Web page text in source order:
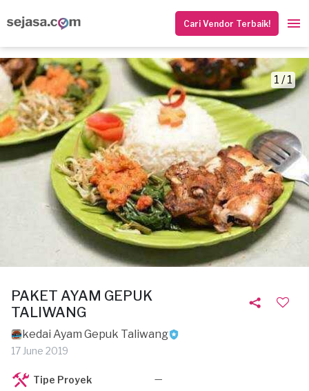
Cari Vendor Terbaik!
1 / 1
PAKET AYAM GEPUK
TALIWANG
kedai Ayam Gepuk Taliwang
17 June 2019
Tipe Proyek —